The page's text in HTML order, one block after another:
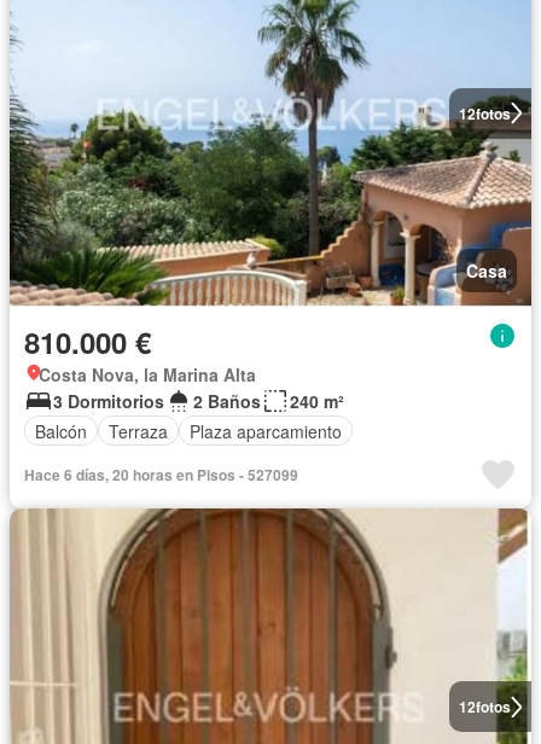
12fotos
Casa
810.000 €
Costa Nova, la Marina Alta
3 Dormitorios
2 Baños
240 m²
Balcón
Terraza Plaza aparcamiento
Hace 6 días, 20 horas en Pisos - 527099
12fotos